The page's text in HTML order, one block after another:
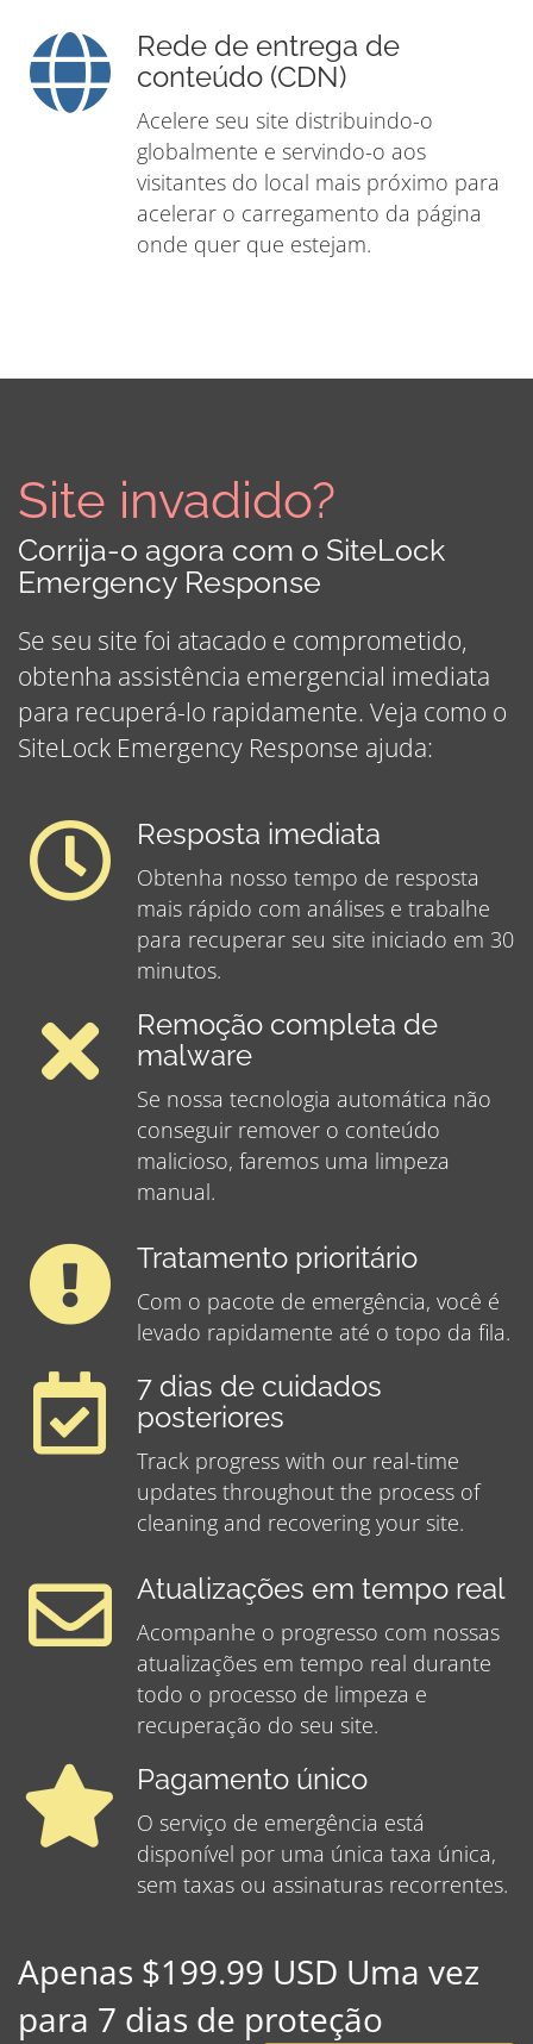
Rede de entrega de
conteúdo (CDN)
Acelere seu site distribuindo-o
globalmente e servindo-o aos
visitantes do local mais próximo para
acelerar o carregamento da página
onde quer que estejam.
Site invadido?
Corrija-o agora com o SiteLock
Emergency Response
Se seu site foi atacado e comprometido,
obtenha assistência emergencial imediata
para recuperá-lo rapidamente. Veja como o
SiteLock Emergency Response ajuda:
Resposta imediata
Obtenha nosso tempo de resposta
mais rápido com análises e trabalhe
para recuperar seu site iniciado em 30
minutos.
Remoção completa de
malware
Se nossa tecnologia automática não
conseguir remover o conteúdo
malicioso, faremos uma limpeza
manual.
Tratamento prioritário
Com o pacote de emergência, você é
levado rapidamente até o topo da fila.
7 dias de cuidados
posteriores
Track progress with our real-time
updates throughout the process of
cleaning and recovering your site.
Atualizações em tempo real
Acompanhe o progresso com nossas
atualizações em tempo real durante
todo o processo de limpeza e
recuperação do seu site.
Pagamento único
O serviço de emergência está
disponível por uma única taxa única,
sem taxas ou assinaturas recorrentes.
Apenas $199.99 USD Uma vez
para 7 dias de proteção